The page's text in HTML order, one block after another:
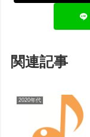
関連記事
2020年代